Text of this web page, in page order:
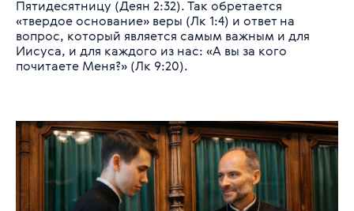
Пятидесятницу (Деян 2:32). Так обретается
«твердое основание» веры (Лк 1:4) и ответ на
вопрос, который является самым важным и для
Иисуса, и для каждого из нас: «А вы за кого
почитаете Меня?» (Лк 9:20).